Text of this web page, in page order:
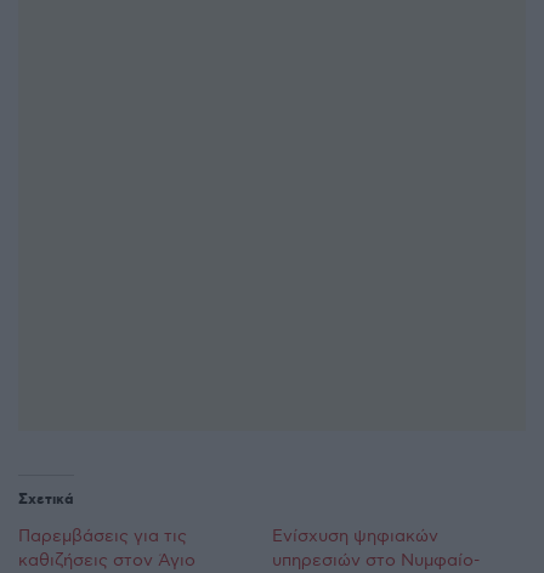
Σχετικά
Παρεμβάσεις για τις
καθιζήσεις στον Άγιο
Ενίσχυση ψηφιακών
υπηρεσιών στο Νυμφαίο-